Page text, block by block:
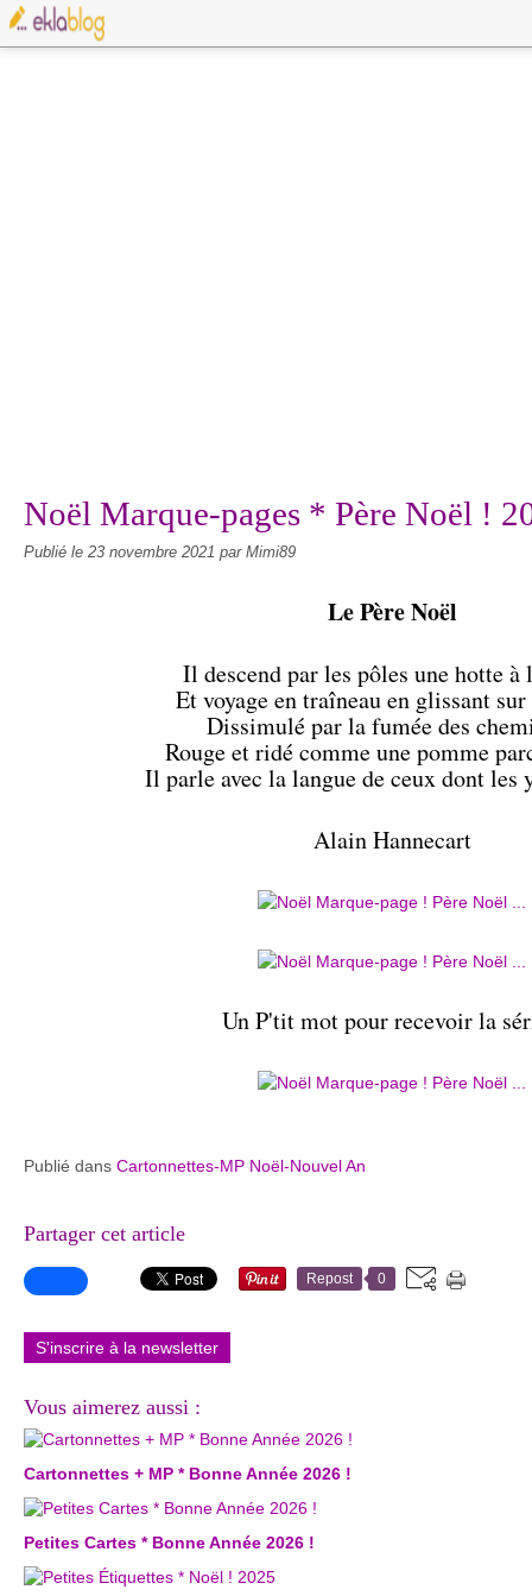
Noël Marque-pages * Père Noël !
Publié le 23 novembre 2021 par Mimi89
Le Père Noël
Il descend par les pôles une hotte à
Et voyage en traîneau en glissant
Dissimulé par la fumée des
Rouge et ridé comme une pomme
Il parle avec la langue de ceux dont les
Alain Hannecart
Un P'tit mot pour recevoir la
Publié dans Cartonnettes-MP Noël-Nouvel An
Partager cet article
Repost 0
S'inscrire à la newsletter
Vous aimerez aussi :
Cartonnettes + MP * Bonne Année 2026 !
Petites Cartes * Bonne Année 2026 !